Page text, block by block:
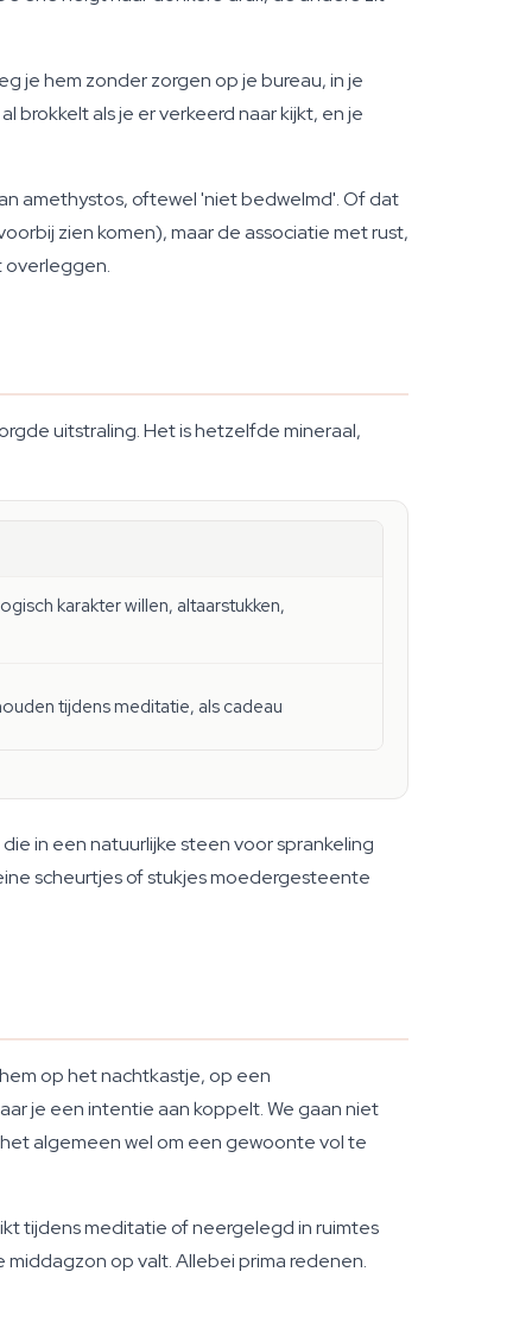
je hem zonder zorgen op je bureau, in je
als je er verkeerd naar kijkt, en je
amethystos, oftewel 'niet bedwelmd'. Of dat
zien komen), maar de associatie met rust,
overleggen.
uitstraling. Het is hetzelfde mineraal,
karakter willen, altaarstukken,
tijdens meditatie, als cadeau
in een natuurlijke steen voor sprankeling
scheurtjes of stukjes moedergesteente
op het nachtkastje, op een
je een intentie aan koppelt. We gaan niet
algemeen wel om een gewoonte vol te
tijdens meditatie of neergelegd in ruimtes
op valt. Allebei prima redenen.